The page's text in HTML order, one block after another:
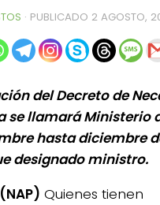
· PUBLICADO 2 AGOSTO,
del Decreto de
se llamará Ministerio
hasta diciembre
designado ministro.
(NAP) Quienes tienen